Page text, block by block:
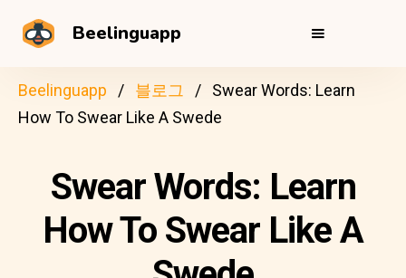
Beelinguapp
Beelinguapp 블로그
Swear Words: Learn
How To Swear Like A Swede
Swear Words: Learn
How To Swear Like A